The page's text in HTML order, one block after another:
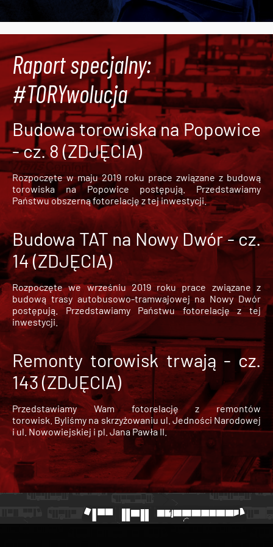
Raport specjalny:
#TORYwolucja
Budowa torowiska na Popowice
- cz. 8 (ZDJĘCIA)
Rozpoczęte w maju 2019 roku prace związane z budową
torowiska na Popowice
postępują. Przedstawiamy
Państwu obszerną fotorelację z tej inwestycji.
Budowa TAT na Nowy Dwór - cz.
14 (ZDJĘCIA)
Rozpoczęte we wrześniu 2019 roku prace związane z
budową trasy autobusowo-tramwajowej na Nowy Dwór
postępują. Przedstawiamy Państwu fotorelację z tej
inwestycji.
Remonty torowisk trwają - cz.
143 (ZDJĘCIA)
Przedstawiamy Wam fotorelację z remontów
torowisk. Byliśmy na skrzyżowaniu ul. Jedności Narodowej
i ul. Nowowiejskiej i pl. Jana Pawła II.